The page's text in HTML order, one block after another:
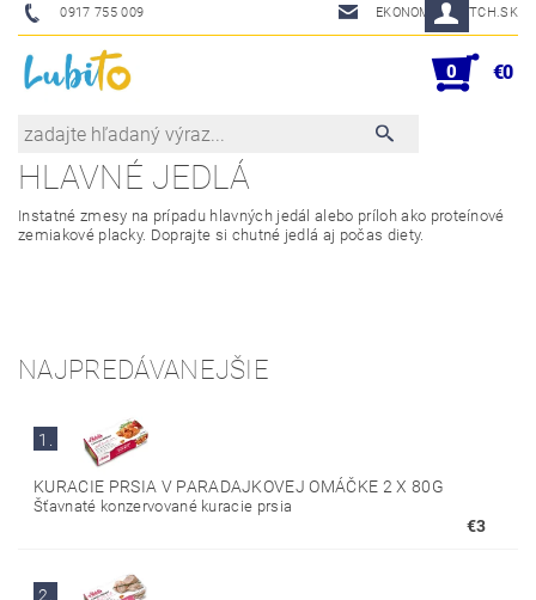
0917 755 009 EKONOM@SKETCH.SK
0 €0
HLAVNÉ JEDLÁ
Instatné zmesy na prípadu hlavných jedál alebo príloh ako proteínové
zemiakové placky. Doprajte si chutné jedlá aj počas diety.
NAJPREDÁVANEJŠIE
1.
KURACIE PRSIA V PARADAJKOVEJ OMÁČKE 2 X 80G
Šťavnaté konzervované kuracie prsia
€3
2.